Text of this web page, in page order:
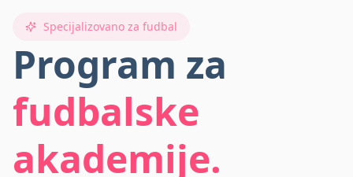
Specijalizovano za fudbal
Program za
fudbalske
akademije.